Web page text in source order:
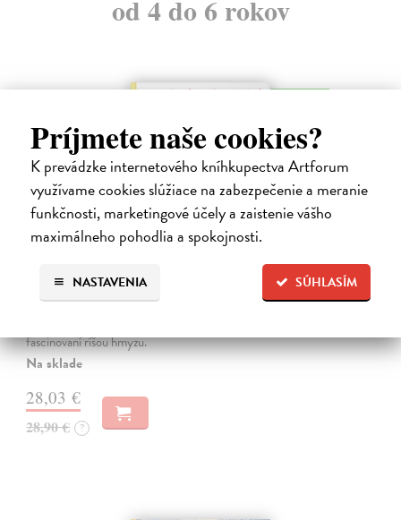
Príjmete naše cookies?
K prevádzke internetového kníhkupectva Artforum
využívame cookies slúžiace na zabezpečenie a meranie
funkčnosti, marketingové účely a zaistenie vášho
maximálneho pohodlia a spokojnosti.
SÚHLASÍM
NASTAVENIA
od 4 do 6 rokov
Alica a hmyz
Dúbravský Andrej| Kniha
fascinovaní ríšou hmyzu.
Na sklade
28,03 €
28,90 € ?